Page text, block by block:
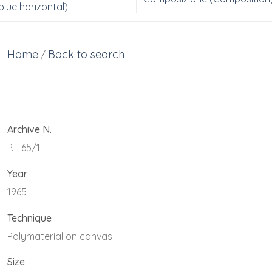
horizontal)
Home / Back to search
Archive N.
P.T 65/1
Year
1965
Technique
Polymaterial on canvas
Size